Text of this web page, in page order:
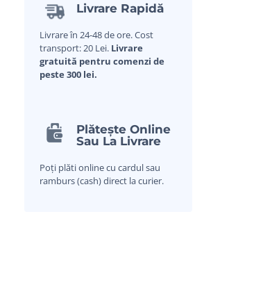
Livrare Rapidă
Livrare în 24-48 de ore. Cost
transport: 20 Lei. Livrare
gratuită pentru comenzi de
peste 300 lei.
Plătește Online
Sau La Livrare
Poți plăti online cu cardul sau
ramburs (cash) direct la curier.